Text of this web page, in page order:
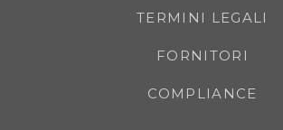
TERMINI LEGALI
FORNITORI
COMPLIANCE